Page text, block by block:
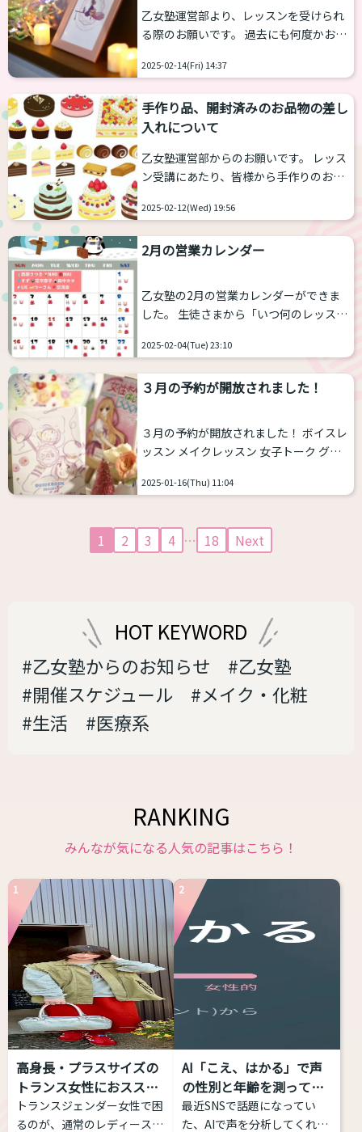
ション30分延長プラン」をお選びくださ
い。 おとめじゅく委員会は現在は募集を
止めておりますが、今後またフォーアフ
ターが掲載できるモデルをお願いするこ
待ちい...
乙女塾運営部より、レッスンを受けられ
る際のお願いです。 過去にも何度かお願
塾ではキャンセルの割り合いが非常に多
そのため、お願いが２つございます。
１．キャンセルポリシーについて今一度
２日前14時以降のキャンセル→レッスン
料の100%を頂戴する形になっておりま
す。キャンセル、変更などある場合はお
早めのご対応をお願いいたします。 ２．
当日キャンセルをされる場合は必ず、ご
連絡をお願いい...
2025-02-14(Fri) 14:37
手作り品、開封済みのお品物の差し
入れについて
乙女塾運営部からのお願いです。 レッス
ン受講にあたり、皆様から手作りのお菓
ざいます。 コロナ禍以降、衛生面の問題
から乙女塾としては受け取りをお断りし
ております。大変心苦しいのですが、ご
ちはありがたく頂きます。乙女塾メンバ
ーは、ただ来ていただけるだけで感謝し
ております。...
2025-02-12(Wed) 19:56
2月の営業カレンダー
乙女塾の2月の営業カレンダーができま
した。 生徒さまから「いつ何のレッスン
にお応えいたしまして、営業カレンダー
を今年から始めました。 ２月の営業カレ
ンダーはこちらです！担当ひとりずつマ
て、レッスンの確認にお使いください
ね。
西原さつき NAO MAI
すず
田中カヨ 🪽LIE
ん お待ちしております。...
2025-02-04(Tue) 23:10
３月の予約が開放されました！
３月の予約が開放されました！ ボイスレ
ッスン メイクレッスン 女子トーク グル
のレッスンを開放しています。 最短のご
ボイス
1月25日（土）16時～ ※キャ
ンセルでました！
メイク
30日（木）19時〜 担当：花守奈子 2月19
日（水）...
2025-01-16(Thu) 11:04
1 2 3 4 … 18 Next
HOT KEYWORD
#乙女塾からのお知らせ
#乙女塾
#開催スケジュール
#メイク・化粧
#生活
#医療系
RANKING
みんなが気になる人気の記事はこちら！
1
高身長・プラスサイズの
トランス女性におススメ
す...
トランスジェンダー女性で困
るのが、通常のレディースブ
2
AI「こえ、はかる」で声
の性別と年齢を測ってみ
た...
最近SNSで話題になってい
た、AIで声を分析してくれる